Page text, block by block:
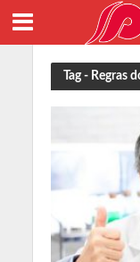
Tag - Regras